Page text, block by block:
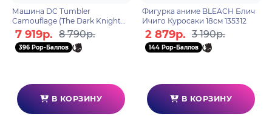
Машина DC Tumbler
Camouflage (The Dark Knight
Rises)(Gold Label) 45 см
787926172966
7 919р. 8 790р.
396 Pop-Баллов
В КОРЗИНУ
Фигурка аниме BLEACH Блич
Ичиго Куросаки 18см 135312
2 879р. 3 190р.
144 Pop-Баллов
В КОРЗИНУ